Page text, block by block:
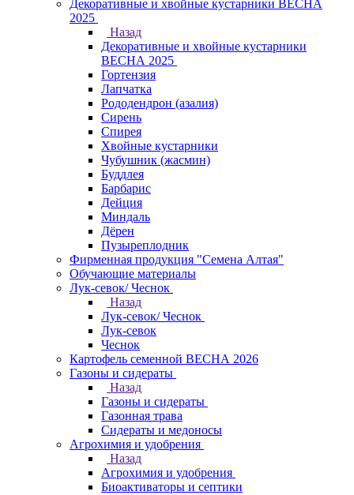
Декоративные и хвойные кустарники ВЕСНА
2025
Назад
Декоративные и хвойные кустарники
ВЕСНА 2025
Гортензия
Лапчатка
Рододендрон (азалия)
Сирень
Спирея
Хвойные кустарники
Чубушник (жасмин)
Буддлея
Барбарис
Дейция
Миндаль
Дёрен
Пузыреплодник
Фирменная продукция "Семена Алтая"
Обучающие материалы
Лук-севок/ Чеснок
Назад
Лук-севок/ Чеснок
Лук-севок
Чеснок
Картофель семенной ВЕСНА 2026
Газоны и сидераты
Назад
Газоны и сидераты
Газонная трава
Сидераты и медоносы
Агрохимия и удобрения
Назад
Агрохимия и удобрения
Биоактиваторы и септики